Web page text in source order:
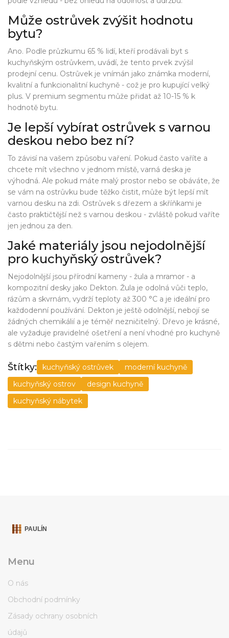
Může ostrůvek zvýšit hodnotu
bytu?
Ano. Podle průzkumu 65 % lidí, kteří prodávali byt s
kuchyňským ostrůvkem, uvádí, že tento prvek zvýšil
prodejní cenu. Ostrůvek je vnímán jako známka moderní,
kvalitní a funkcionalitní kuchyně - což je pro kupující velký
plus. V premium segmentu může přidat až 10-15 % k
hodnotě bytu.
Je lepší vybírat ostrůvek s varnou
deskou nebo bez ní?
To závisí na vašem způsobu vaření. Pokud často vaříte a
chcete mít všechno v jednom místě, varná deska je
výhodná. Ale pokud máte malý prostor nebo se obáváte, že
se vám na ostrůvku bude těžko čistit, může být lepší mít
varnou desku na zdi. Ostrůvek s dřezem a skříňkami je
často praktičtější než s varnou deskou - zvláště pokud vaříte
jen jednou za den.
Jaké materiály jsou nejodolnější
pro kuchyňský ostrůvek?
Nejodolnější jsou přírodní kameny - žula a mramor - a
kompozitní desky jako Dekton. Žula je odolná vůči teplo,
rázům a skvrnám, vydrží teploty až 300 °C a je ideální pro
každodenní používání. Dekton je ještě odolnější, nebojí se
žádných chemikálií a je téměř nezničitelný. Dřevo je krásné,
ale vyžaduje pravidelné ošetření a není vhodné pro kuchyně
s dětmi nebo častým vařením s olejem.
Štítky: kuchyňský ostrůvek
moderní kuchyně
kuchyňský ostrov
design kuchyně
kuchyňský nábytek
Menu
O nás
Obchodní podmínky
Zásady ochrany osobních
údajů